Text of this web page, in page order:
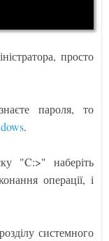
просто
пароля, то
.
"C:>" наберіть
операції, і
системного